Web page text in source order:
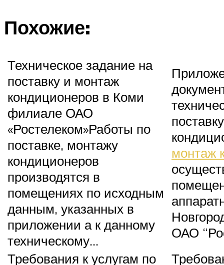
Похожие:
Техническое задание на
поставку и монтаж
кондиционеров в Коми
филиале ОАО
«Ростелеком»Работы по
поставке, монтажу
кондиционеров
производятся в
помещениях по исходным
данным, указанных в
приложении а к данному
техническому…
монтаж
ОАО
Требования к услугам по